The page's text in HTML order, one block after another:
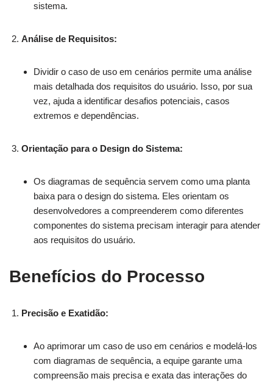
sistema.
Análise de Requisitos:
Dividir o caso de uso em cenários permite uma análise
mais detalhada dos requisitos do usuário. Isso, por sua
vez, ajuda a identificar desafios potenciais, casos
extremos e dependências.
Orientação para o Design do Sistema:
Os diagramas de sequência servem como uma planta
baixa para o design do sistema. Eles orientam os
desenvolvedores a compreenderem como diferentes
componentes do sistema precisam interagir para atender
aos requisitos do usuário.
Benefícios do Processo
Precisão e Exatidão:
Ao aprimorar um caso de uso em cenários e modelá-los
com diagramas de sequência, a equipe garante uma
compreensão mais precisa e exata das interações do